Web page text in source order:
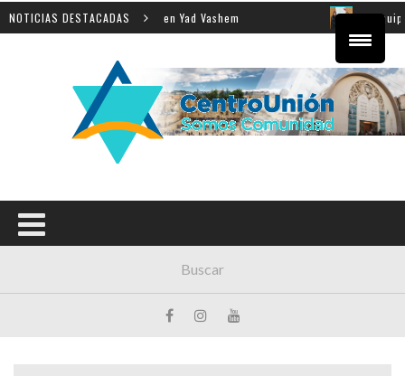
NOTICIAS DESTACADAS
de la Shoá en Yad Vashem El equipo